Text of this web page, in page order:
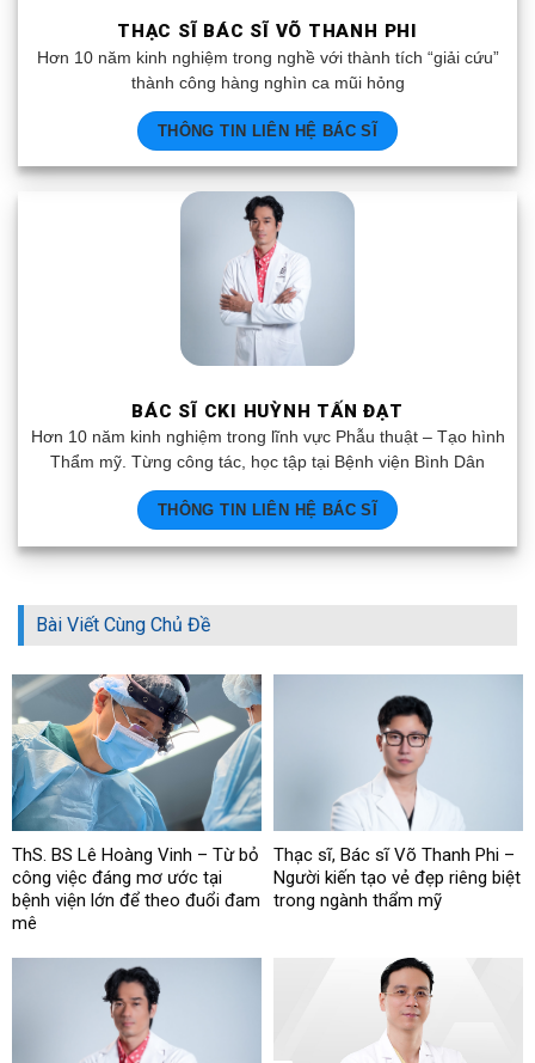
THẠC SĨ BÁC SĨ VÕ THANH PHI
Hơn 10 năm kinh nghiệm trong nghề với thành tích “giải cứu”
thành công hàng nghìn ca mũi hỏng
THÔNG TIN LIÊN HỆ BÁC SĨ
BÁC SĨ CKI HUỲNH TẤN ĐẠT
Hơn 10 năm kinh nghiệm trong lĩnh vực Phẫu thuật – Tạo hình
Thẩm mỹ. Từng công tác, học tập tại Bệnh viện Bình Dân
THÔNG TIN LIÊN HỆ BÁC SĨ
Bài Viết Cùng Chủ Đề
ThS. BS Lê Hoàng Vinh – Từ bỏ
công việc đáng mơ ước tại
bệnh viện lớn để theo đuổi đam
mê
Thạc sĩ, Bác sĩ Võ Thanh Phi –
Người kiến tạo vẻ đẹp riêng biệt
trong ngành thẩm mỹ